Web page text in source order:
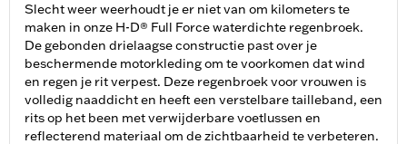
Slecht weer weerhoudt je er niet van om kilometers te
maken in onze H-D® Full Force waterdichte regenbroek.
De gebonden drielaagse constructie past over je
beschermende motorkleding om te voorkomen dat wind
en regen je rit verpest. Deze regenbroek voor vrouwen is
volledig naaddicht en heeft een verstelbare tailleband, een
rits op het been met verwijderbare voetlussen en
reflecterend materiaal om de zichtbaarheid te verbeteren.